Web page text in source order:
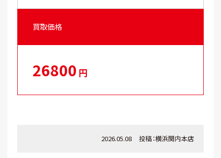
買取価格
26800 円
2026.05.08 投稿：横浜関内本店